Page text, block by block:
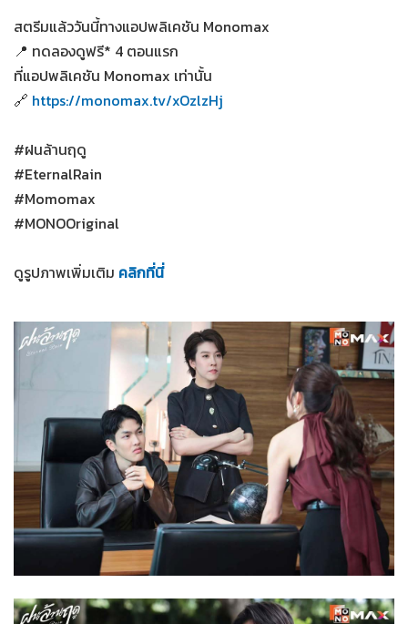
สตรีมแล้ววันนี้ทางแอปพลิเคชัน Monomax
📍 ทดลองดูฟรี* 4 ตอนแรก
ที่แอปพลิเคชัน Monomax เท่านั้น
🔗 https://monomax.tv/xOzlzHj
#ฝนล้านฤดู
#EternalRain
#Momomax
#MONOOriginal
ดูรูปภาพเพิ่มเติม คลิกที่นี่